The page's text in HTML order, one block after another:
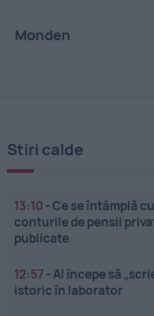
Monden
Stiri calde
13:10 -Ce se întâmplă
conturile de pensii
publicate
12:57 -AI începe să
istoric în laborator